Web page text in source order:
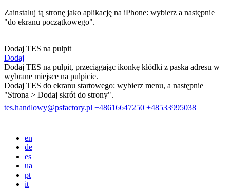
Zainstaluj tą stronę jako aplikację na iPhone: wybierz a następnie
"do ekranu początkowego".
Dodaj TES na pulpit
Dodaj
Dodaj TES na pulpit, przeciągając ikonkę kłódki z paska adresu w
wybrane miejsce na pulpicie.
Dodaj TES do ekranu startowego: wybierz menu, a następnie
"Strona > Dodaj skrót do strony".
tes.handlowy@psfactory.pl +48616647250 +48533995038
en
de
es
ua
pt
it